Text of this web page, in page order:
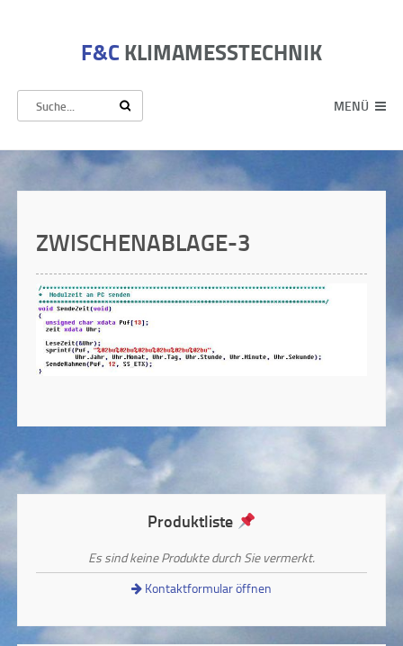
F&C KLIMAMESSTECHNIK
MENÜ
ZWISCHENABLAGE-3
Produktliste
Es sind keine Produkte durch Sie vermerkt.
Kontaktformular öffnen